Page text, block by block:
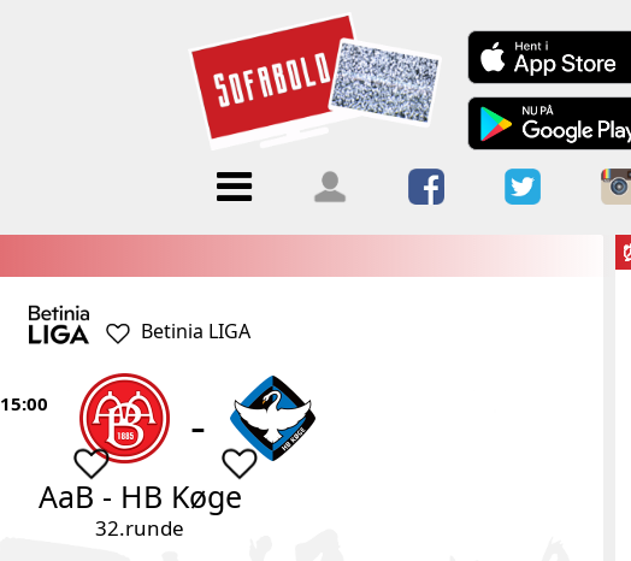
Menu
Forside Kalendere
Blogs
Om
Sofabold
Log ind
Betinia LIGA
15:00 -
AaB - HB Køge
32.runde